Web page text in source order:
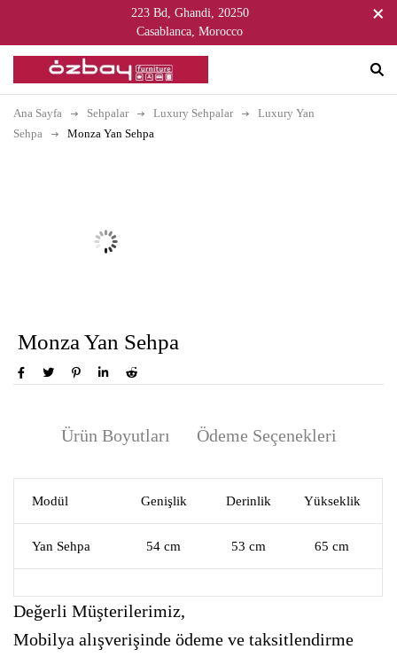
223 Bd, Ghandi, 20250
Casablanca, Morocco
Ana Sayfa Sehpalar Luxury Sehpalar
Luxury Yan
Sehpa
Monza Yan Sehpa
Monza Yan Sehpa
Ürün Boyutları Ödeme Seçenekleri
Modül Genişlik Derinlik Yükseklik
Yan Sehpa 54 cm 53 cm 65 cm
Değerli Müşterilerimiz,
Mobilya alışverişinde ödeme ve taksitlendirme